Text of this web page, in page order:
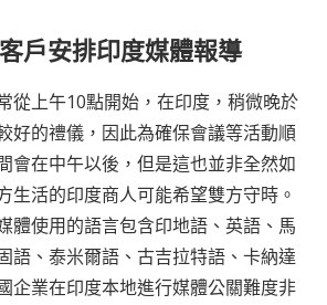
戶安排印度媒體報導
從上午10點開始，在印度，稍微晚於
好的禮儀，因此為確保會議等活動順
會在中午以後，但是這也並非全然如
生活的印度商人可能希望雙方守時。
體使用的語言包含印地語、英語、馬
語、泰米爾語、古吉拉特語、卡納達
企業在印度本地進行媒體公關難度非